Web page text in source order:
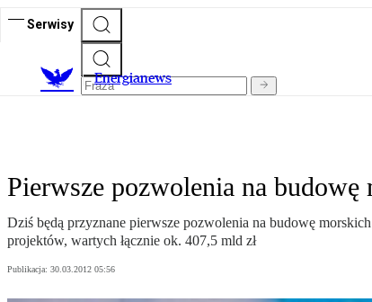
Serwisy
Energianews
Pierwsze pozwolenia na
Dziś będą przyznane pierwsze pozwolenia na budowę
projektów, wartych łącznie ok. 407,5 mld zł
Publikacja: 30.03.2012 05:56